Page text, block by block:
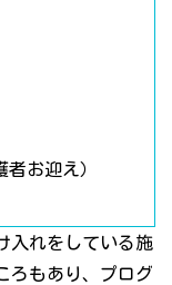
お迎え）
入れをしている施
ろもあり、プログ